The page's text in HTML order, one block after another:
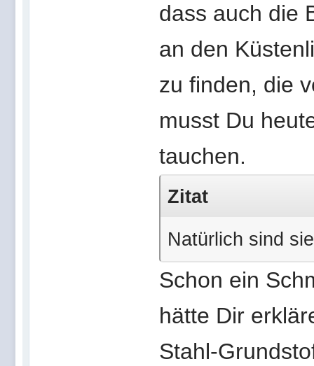
dass auch die
an den
zu finden, die
musst Du
tauchen.
Zitat
Natürlich sind
Schon ein
hätte Dir
Stahl-